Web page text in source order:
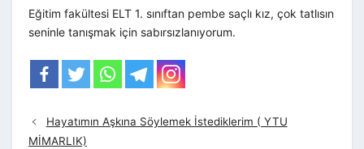
Eğitim fakültesi ELT 1. sınıftan pembe saçlı kız, çok tatlısın
seninle tanışmak için sabırsızlanıyorum.
Hayatımın Aşkına Söylemek İstediklerim ( YTU
MİMARLIK)